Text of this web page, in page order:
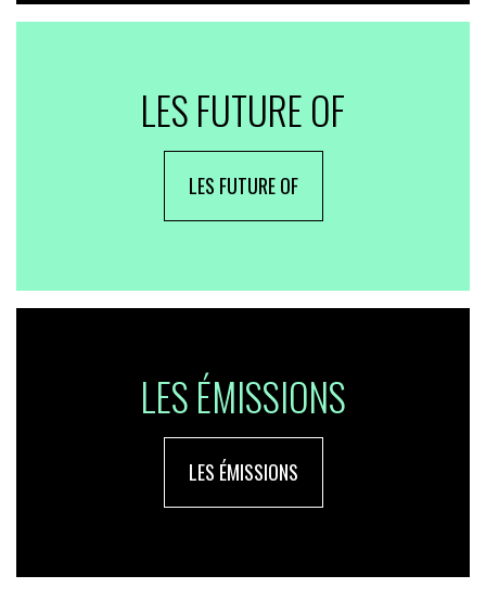
LES FUTURE OF
LES FUTURE OF
LES ÉMISSIONS
LES ÉMISSIONS